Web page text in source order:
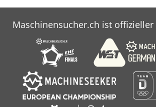
Maschinensucher.ch ist offizieller